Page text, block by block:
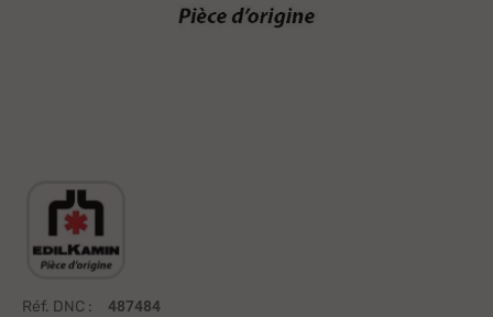
Réf. DNC : 487484